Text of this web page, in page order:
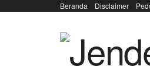
Beranda Disclaimer